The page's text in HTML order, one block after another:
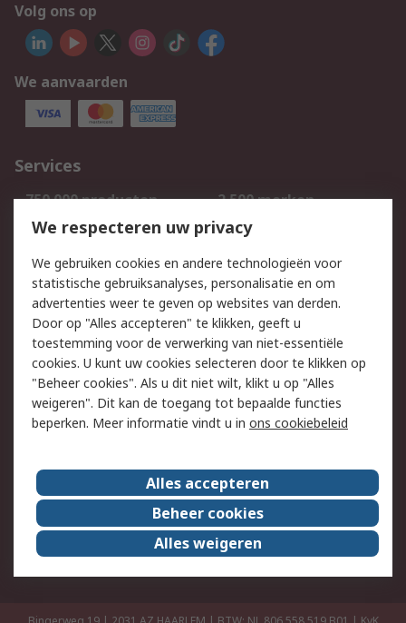
Volg ons op
We aanvaarden
Services
750.000 producten
2.500 merken
Bestellen
Inkoopoplossingen
Track & Trace
Wettelijk
Cookiebeleid
Email veiligheid
Privacybeleid
Websitevoorwaarden
Algemene
verkoopvoorwaarden
Over RS
RS Group
Over ons
RS wereldwijd
Werken bij RS
ESG
We respecteren uw privacy
We gebruiken cookies en andere technologieën voor
statistische gebruiksanalyses, personalisatie en om
advertenties weer te geven op websites van derden.
Door op "Alles accepteren" te klikken, geeft u
toestemming voor de verwerking van niet-essentiële
cookies. U kunt uw cookies selecteren door te klikken op
"Beheer cookies". Als u dit niet wilt, klikt u op "Alles
weigeren". Dit kan de toegang tot bepaalde functies
beperken. Meer informatie vindt u in ons cookiebeleid
Alles accepteren
Beheer cookies
Alles weigeren